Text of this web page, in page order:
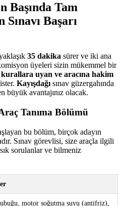
Başında Tam
Başarı
35 dakika sürer ve iki ana
üyeleri sizin mükemmel bir
uyan ve aracına hakim
Kayışdağı sınav güzergahında
büyük avantajınız olacak.
Tanıma Bölümü
bu bölüm, birçok adayın
Sınav görevlisi, size araçla ilgili
sorulanlar ve bilmeniz
motor soğutma suyu (antifriz),